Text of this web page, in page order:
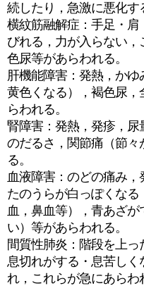
続したり，急激に悪化す
横紋筋融解症：手足・肩
びれる，力が入らない
色尿等があらわれる。
肝機能障害：発熱，か
黄色くなる），褐色尿
らわれる。
腎障害：発熱，発疹，
のだるさ，関節痛（節
る。
血液障害：のどの痛み
たのうらが白っぽくな
血，鼻血等），青あざ
い）等があらわれる。
間質性肺炎：階段を上
息切れがする・息苦し
れ，これらが急にあらわ